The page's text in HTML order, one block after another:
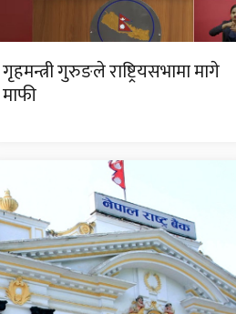
गृहमन्त्री गुरुङले राष्ट्रियसभामा मागे
माफी